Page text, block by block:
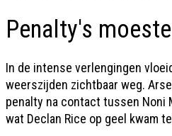
Penalty's
In de intense verlengingen
weerszijden zichtbaar weg.
penalty na contact tussen Noni
wat Declan Rice op geel kwam